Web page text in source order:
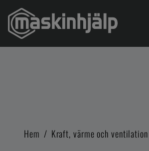
Hem / Kraft, värme och ventilation